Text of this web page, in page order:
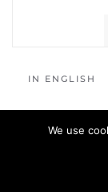
IN ENGLISH
We use